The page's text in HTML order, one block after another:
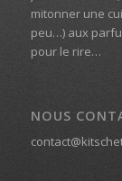
mitonner une
peu…) aux
pour le rire…
NOUS